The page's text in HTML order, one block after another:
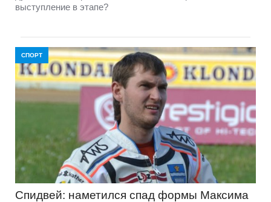
выступление в этапе?
СПОРТ
Спидвей: наметился спад формы Максима